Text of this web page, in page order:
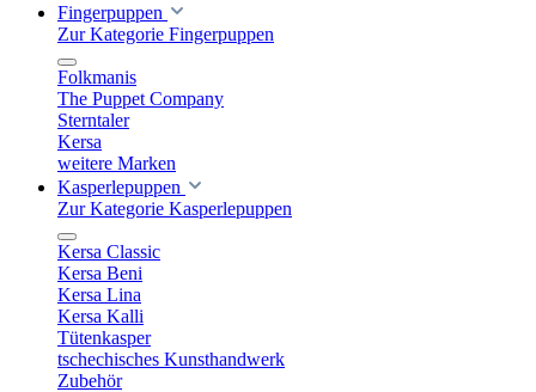
Fingerpuppen
Zur Kategorie Fingerpuppen
Folkmanis
The Puppet Company
Sterntaler
Kersa
weitere Marken
Kasperlepuppen
Zur Kategorie Kasperlepuppen
Kersa Classic
Kersa Beni
Kersa Lina
Kersa Kalli
Tütenkasper
tschechisches Kunsthandwerk
Zubehör